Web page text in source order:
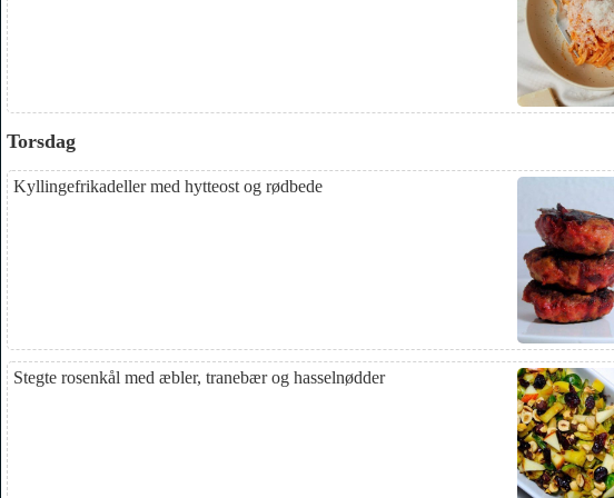
Torsdag
Kyllingefrikadeller med hytteost og rødbede
Stegte rosenkål med æbler, tranebær og hasselnødder